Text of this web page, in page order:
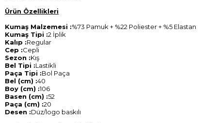
Ürün Özellikleri
Kumaş Malzemesi :%73 Pamuk + %22 Poliester + %5 Elastan
Kumaş Tipi :2 İplik
Kalıp :Regular
Cep :Cepli
Sezon :Kış
Bel Tipi :Lastikli
Paça Tipi :Bol Paça
Bel (cm) :40
Boy (cm) :106
Basen (cm) :52
Paça (cm) :20
Desen :Düz/logo baskılı